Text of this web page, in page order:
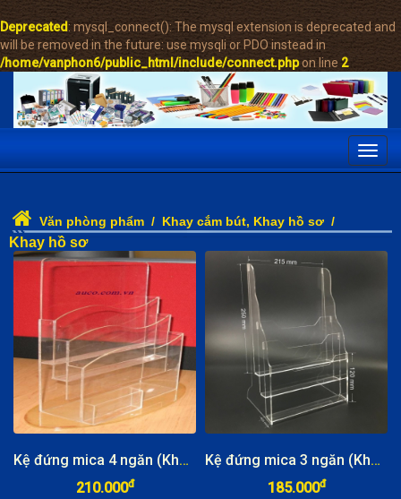
Deprecated: mysql_connect(): The mysql extension is deprecated and
will be removed in the future: use mysqli or PDO instead in
/home/vanphon6/public_html/include/connect.phpon line 2
Văn phòng phẩm / Khay cắm bút, Khay hồ sơ /
Khay hồ sơ
Kệ đứng mica 4 ngăn (Khay ngân hàng)
210.000đ
Kệ đứng mica 3 ngăn (Khay ngân hàng)
185.000đ